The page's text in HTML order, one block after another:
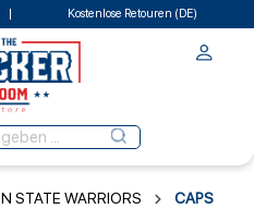
Kostenlose Retouren (DE)
STATE WARRIORS CAPS